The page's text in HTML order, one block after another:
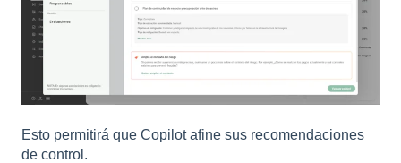
Esto permitirá que Copilot afine sus recomendaciones
de control.